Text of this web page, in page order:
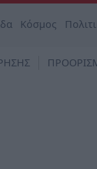
Κόσμος